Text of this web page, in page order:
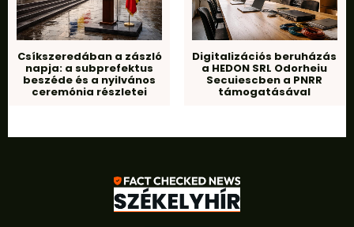
Csíkszeredában a zászló
napja: a subprefektus
beszéde és a nyilvános
ceremónia részletei
Digitalizációs beruházás
a HEDON SRL Odorheiu
Secuiescben a PNRR
támogatásával